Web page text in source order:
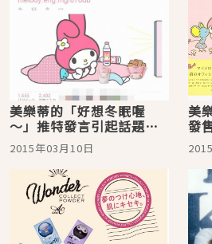
美樂蒂的「好想冬眠喔
～」推特發言引起話題！
／粉絲擔心「明明都快四
十歲了，是不是工作太認
真了啊？」
2015年03月10日
美
發
的